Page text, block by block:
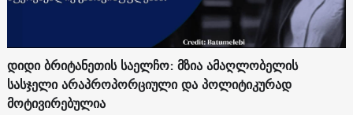
დიდი ბრიტანეთის საელჩო: მზია ამაღლობელის
სასჯელი არაპროპორციული და პოლიტიკურად
მოტივირებულია